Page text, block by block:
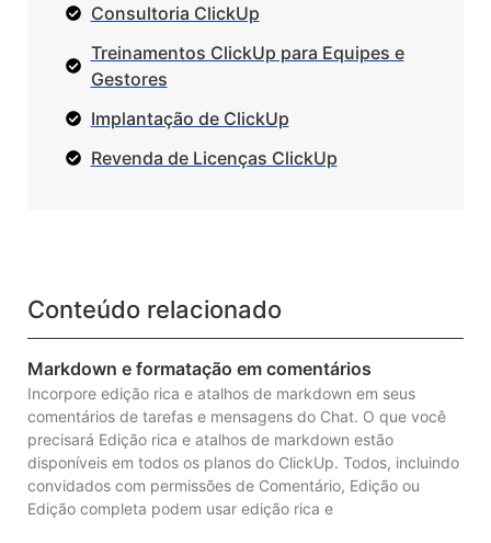
Consultoria ClickUp
Treinamentos ClickUp para Equipes e
Gestores
Implantação de ClickUp
Revenda de Licenças ClickUp
Conteúdo relacionado
Markdown e formatação em comentários
Incorpore edição rica e atalhos de markdown em seus
comentários de tarefas e mensagens do Chat. O que você
precisará Edição rica e atalhos de markdown estão
disponíveis em todos os planos do ClickUp. Todos, incluindo
convidados com permissões de Comentário, Edição ou
Edição completa podem usar edição rica e